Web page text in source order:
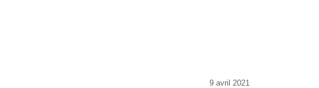
9 avril 2021